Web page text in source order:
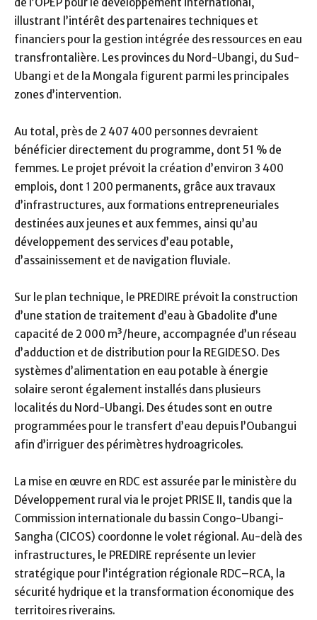
illustrant l’intérêt des partenaires techniques et
financiers pour la gestion intégrée des ressources en eau
transfrontalière. Les provinces du Nord-Ubangi, du Sud-
Ubangi et de la Mongala figurent parmi les principales
zones d’intervention.
Au total, près de 2 407 400 personnes devraient
bénéficier directement du programme, dont 51 % de
femmes. Le projet prévoit la création d’environ 3 400
emplois, dont 1 200 permanents, grâce aux travaux
d’infrastructures, aux formations entrepreneuriales
destinées aux jeunes et aux femmes, ainsi qu’au
développement des services d’eau potable,
d’assainissement et de navigation fluviale.
Sur le plan technique, le PREDIRE prévoit la construction
d’une station de traitement d’eau à Gbadolite d’une
capacité de 2 000 m³/heure, accompagnée d’un réseau
d’adduction et de distribution pour la REGIDESO. Des
systèmes d’alimentation en eau potable à énergie
solaire seront également installés dans plusieurs
localités du Nord-Ubangi. Des études sont en outre
programmées pour le transfert d’eau depuis l’Oubangui
afin d’irriguer des périmètres hydroagricoles.
La mise en œuvre en RDC est assurée par le ministère du
Développement rural via le projet PRISE II, tandis que la
Commission internationale du bassin Congo-Ubangi-
Sangha (CICOS) coordonne le volet régional. Au-delà des
infrastructures, le PREDIRE représente un levier
stratégique pour l’intégration régionale RDC–RCA, la
sécurité hydrique et la transformation économique des
territoires riverains.